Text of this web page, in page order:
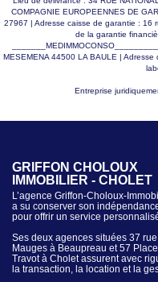
parfaitement vie
Emplacement n°1 / Belles prestations / Coup de coeur !! Prix
: 420 000 FAI
COMPAGNIE EUROPEENNES DE
27967 | Adresse caisse de garantie : 16
de la garantie
MESEMENA 44500 LA BAULE | Adresse
Entreprise
GRIFFON CHOLOUX
IMMOBILIER - CHOLET
L’agence Griffon-Choloux-
a su conserver son
pour offrir un service
Ses deux agences situées 37
Mauges à Beaupreau et 57 Place
Travot à Cholet assurent avec
la transaction, la location et la